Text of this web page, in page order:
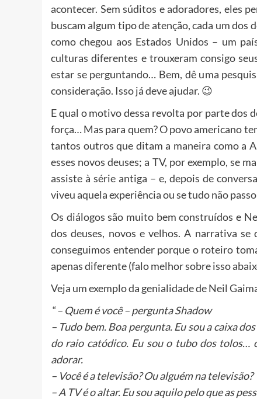
acontecer. Sem súditos e adoradores, eles
buscam algum tipo de atenção, cada um dos
como chegou aos Estados Unidos – um
culturas diferentes e trouxeram consigo
estar se perguntando… Bem, dê uma
consideração. Isso já deve ajudar. 😉
E qual o motivo dessa revolta por parte dos
força… Mas para quem? O povo americano
tantos outros que ditam a maneira como a
esses novos deuses; a TV, por exemplo, se
assiste à série antiga – e, depois de
viveu aquela experiência ou se tudo não
Os diálogos são muito bem construídos e
dos deuses, novos e velhos. A narrativa
conseguimos entender porque o roteiro
apenas diferente (falo melhor sobre isso
Veja um exemplo da genialidade de Neil
“– Quem é você – pergunta Shadow
– Tudo bem. Boa pergunta. Eu sou a caixa
do raio catódico. Eu sou o tubo dos tolos…
adorar.
– Você é a televisão? Ou alguém na televisão?
– A TV é o altar. Eu sou aquilo pelo que as